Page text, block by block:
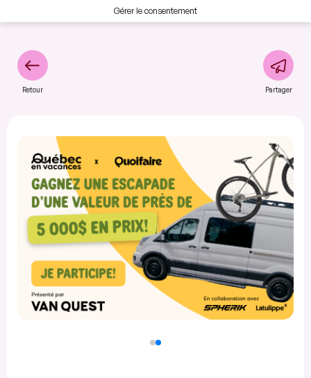
Gérer le consentement
Retour Partager